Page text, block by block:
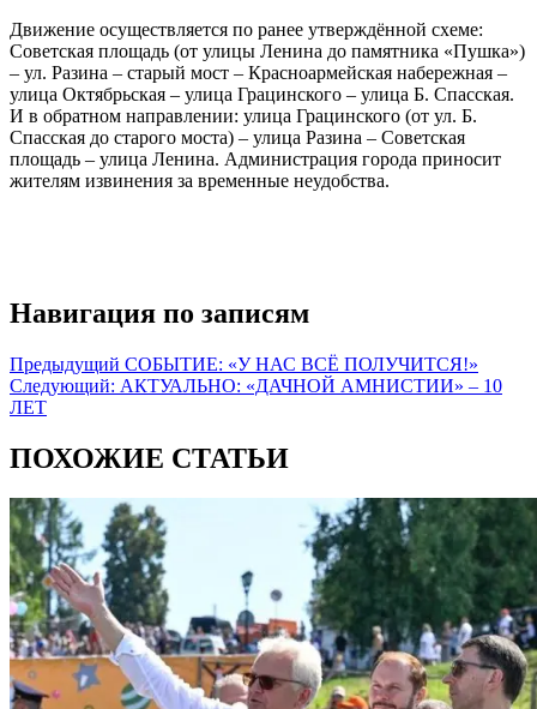
Движение осуществляется по ранее утверждённой схеме:
Советская площадь (от улицы Ленина до памятника «Пушка»)
– ул. Разина – старый мост – Красноармейская набережная –
улица Октябрьская – улица Грацинского – улица Б. Спасская.
И в обратном направлении: улица Грацинского (от ул. Б.
Спасская до старого моста) – улица Разина – Советская
площадь – улица Ленина. Администрация города приносит
жителям извинения за временные неудобства.
Навигация по записям
Предыдущий СОБЫТИЕ: «У НАС ВСЁ ПОЛУЧИТСЯ!»
Следующий: АКТУАЛЬНО: «ДАЧНОЙ АМНИСТИИ» – 10
ЛЕТ
ПОХОЖИЕ СТАТЬИ